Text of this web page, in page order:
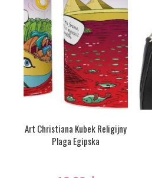
Art Christiana Kubek Religijny
Plaga Egipska